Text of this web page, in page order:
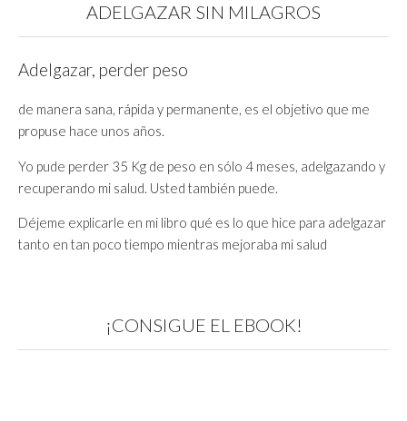
ADELGAZAR SIN MILAGROS
Adelgazar, perder peso
de manera sana, rápida y permanente, es el objetivo que me
propuse hace unos años.
Yo pude perder 35 Kg de peso en sólo 4 meses, adelgazando y
recuperando mi salud. Usted también puede.
Déjeme explicarle en mi libro qué es lo que hice para adelgazar
tanto en tan poco tiempo mientras mejoraba mi salud
¡CONSIGUE EL EBOOK!